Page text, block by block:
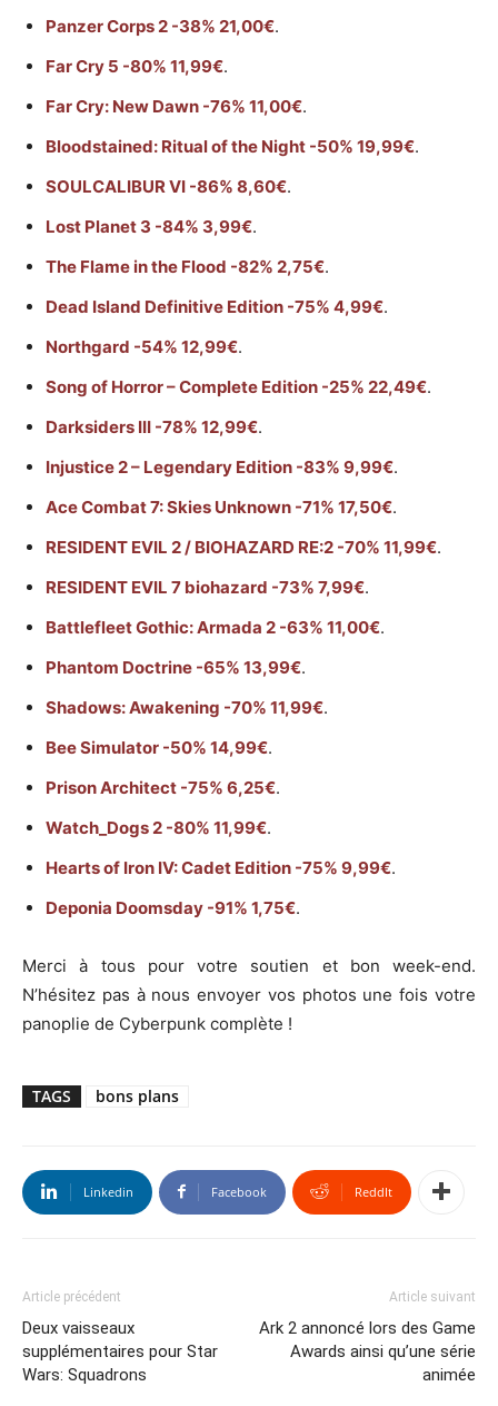
Panzer Corps 2 -38% 21,00€.
Far Cry 5 -80% 11,99€.
Far Cry: New Dawn -76% 11,00€.
Bloodstained: Ritual of the Night -50% 19,99€.
SOULCALIBUR VI -86% 8,60€.
Lost Planet 3 -84% 3,99€.
The Flame in the Flood -82% 2,75€.
Dead Island Definitive Edition -75% 4,99€.
Northgard -54% 12,99€.
Song of Horror – Complete Edition -25% 22,49€.
Darksiders III -78% 12,99€.
Injustice 2 – Legendary Edition -83% 9,99€.
Ace Combat 7: Skies Unknown -71% 17,50€.
RESIDENT EVIL 2 / BIOHAZARD RE:2 -70% 11,99€.
RESIDENT EVIL 7 biohazard -73% 7,99€.
Battlefleet Gothic: Armada 2 -63% 11,00€.
Phantom Doctrine -65% 13,99€.
Shadows: Awakening -70% 11,99€.
Bee Simulator -50% 14,99€.
Prison Architect -75% 6,25€.
Watch_Dogs 2 -80% 11,99€.
Hearts of Iron IV: Cadet Edition -75% 9,99€.
Deponia Doomsday -91% 1,75€.
Merci à tous pour votre soutien et bon week-end.
N’hésitez pas à nous envoyer vos photos une fois votre
panoplie de Cyberpunk complète !
TAGS bons plans
Linkedin Facebook ReddIt
Article précédent
Deux vaisseaux
supplémentaires pour Star
Wars: Squadrons
Article suivant
Ark 2 annoncé lors des Game
Awards ainsi qu’une série
animée